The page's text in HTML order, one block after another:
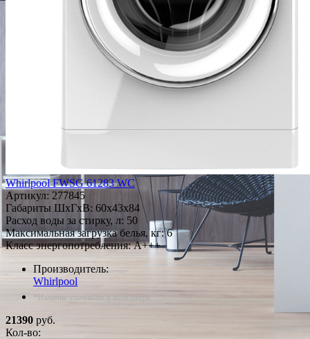
Whirlpool FWSG 61283 WC
Артикул: 277845
Габариты ШxГxВ: 60x43x84
Расход воды за стирку, л: 50
Максимальная загрузка белья, кг: 6
Класс энергопотребления: A+++
Производитель:
Whirlpool
*Наличие уточняйте у менеджера
21390 руб.
Кол-во: